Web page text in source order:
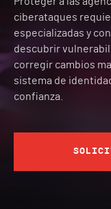
ciberataques
especializadas y
descubrir
corregir cambios
sistema de
confianza.